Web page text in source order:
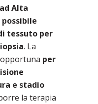
Alta
tessuto per
. La
per
e stadio
la terapia